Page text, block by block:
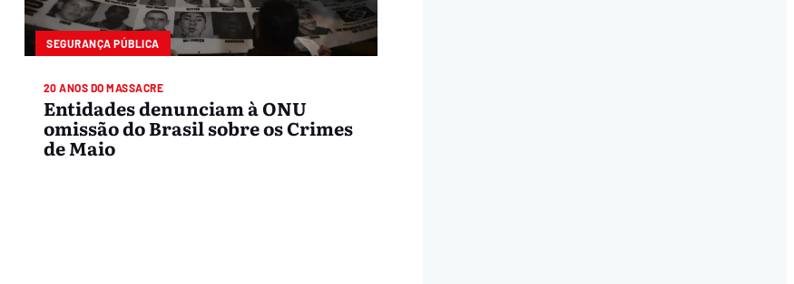
SEGURANÇA PÚBLICA
20 ANOS DO MASSACRE
Entidades denunciam à ONU
omissão do Brasil sobre os Crimes
de Maio